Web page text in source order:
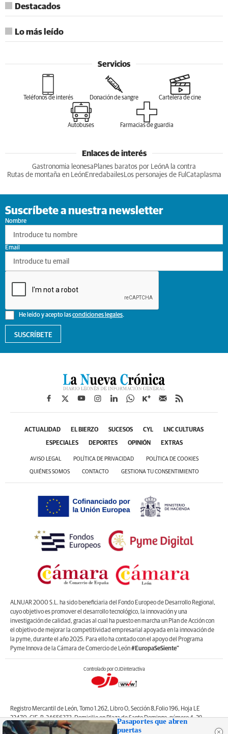
Destacados
Lo más leído
Servicios
Teléfonos de interés Donación de sangre Cartelera de cine
Autobuses Farmacias de guardia
Enlaces de interés
Gastronomia leonesa Planes baratos por LeónA la contra
Rutas de montaña en LeónEnredabailesLos personajes de Ful Cataplasma
Suscríbete a nuestra newsletter
Nombre
He leído y acepto lascondiciones legales.
Email
SUSCRÍBETE
ACTUALIDAD EL BIERZO SUCESOS CYL LNC CULTURAS
ESPECIALES DEPORTES OPINIÓN EXTRAS
AVISO LEGAL POLÍTICA DE PRIVACIDAD POLÍTICA DE COOKIES
QUIÉNES SOMOS CONTACTO GESTIONA TU CONSENTIMIENTO
ALNUAR 2000 S.L. ha sido beneficiaria del Fondo Europeo de Desarrollo Regional,
cuyo objetivo es promover el desarrollo tecnológico, la innovación y una
investigación de calidad, gracias al cual ha puesto en marcha un Plan de Acción con
el objetivo de mejorar la competitividad empresarial apoyada en la innovación de
la pyme, durante el año 2025. Para ello ha contado con el apoyo del Programa
Pyme Innova de la Cámara de Comercio de León#EuropaSeSiente”
Controlado por OJDinteractiva
Registro Mercantil de León, Tomo 1.262, Libro O, Sección 8,Folio 196, Hoja LE
22470. CIF: B-24656373. Domicilio en Plaza de Santo Domingo, número 4, 2º
izquierda, 24001, León. Correo electrónico de contacto: web@lanuevacronica.com.
Pasaportes que abren
puertas